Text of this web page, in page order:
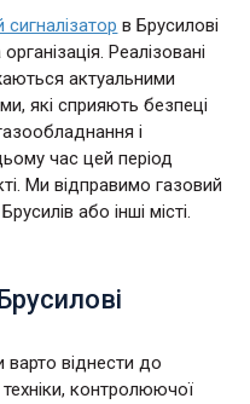
в Брусилові
Реалізовані
актуальними
які сприяють безпеці
і
час цей період
Ми відправимо газовий
або інші місті.
варто віднести до
контролюючої